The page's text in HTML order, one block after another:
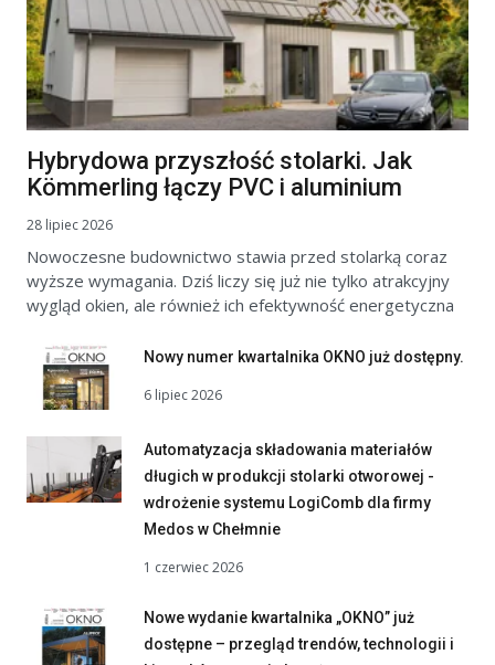
Hybrydowa przyszłość stolarki. Jak
Kömmerling łączy PVC i aluminium
28 lipiec 2026
Nowoczesne budownictwo stawia przed stolarką coraz
wyższe wymagania. Dziś liczy się już nie tylko atrakcyjny
wygląd okien, ale również ich efektywność energetyczna
Nowy numer kwartalnika OKNO już dostępny.
6 lipiec 2026
Automatyzacja składowania materiałów
długich w produkcji stolarki otworowej -
wdrożenie systemu LogiComb dla firmy
Medos w Chełmnie
1 czerwiec 2026
Nowe wydanie kwartalnika „OKNO” już
dostępne – przegląd trendów, technologii i